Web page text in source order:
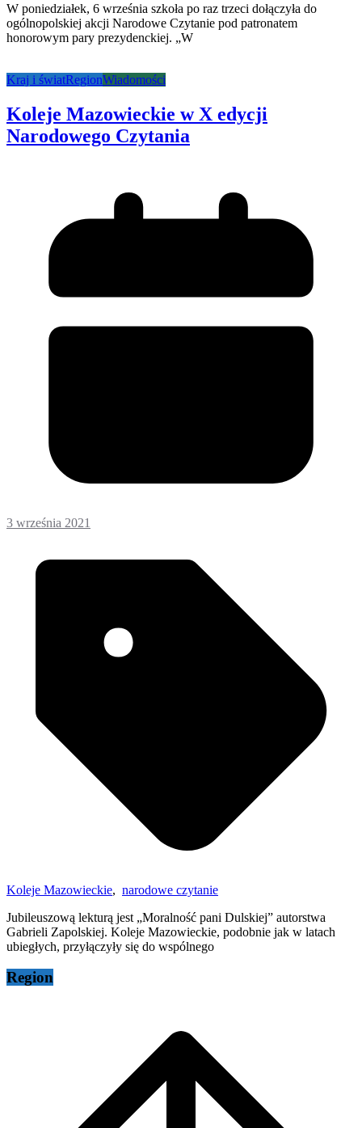
W poniedziałek, 6 września szkoła po raz trzeci dołączyła do
ogólnopolskiej akcji Narodowe Czytanie pod patronatem
honorowym pary prezydenckiej. „W
Kraj i światRegionWiadomości
Koleje Mazowieckie w X edycji
Narodowego Czytania
3 września 2021
Koleje Mazowieckie, narodowe czytanie
Jubileuszową lekturą jest „Moralność pani Dulskiej” autorstwa
Gabrieli Zapolskiej. Koleje Mazowieckie, podobnie jak w latach
ubiegłych, przyłączyły się do wspólnego
Region